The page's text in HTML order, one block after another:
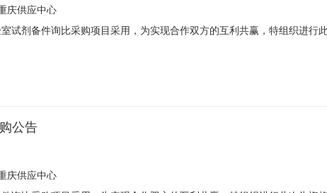
庆供应中心
试剂备件询比采购项目采用，为实现合作双方的互利共赢，特组织进行
：7.交货地点：8.交货方式：9.采购文件的获取：2026-03-1212:37:10—
公告
庆供应中心